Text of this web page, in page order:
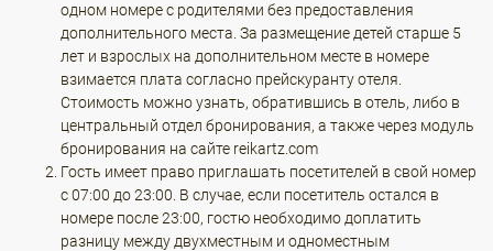
одном номере с родителями без предоставления
дополнительного места. За размещение детей старше 5
лет и взрослых на дополнительном месте в номере
взимается плата согласно прейскуранту отеля.
Стоимость можно узнать, обратившись в отель, либо в
центральный отдел бронирования, а также через модуль
бронирования на сайте reikartz.com
Гость имеет право приглашать посетителей в свой номер
с 07:00 до 23:00. В случае, если посетитель остался в
номере после 23:00, гостю необходимо доплатить
разницу между двухместным и одноместным